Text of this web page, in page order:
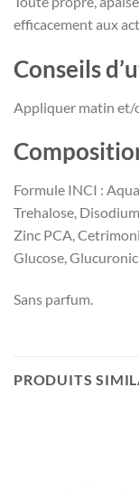
efficacement aux
Conseils
Appliquer matin et/
Formule INCI :
Trehalose,
Zinc PCA,
Glucose,
Sans parfum.
PRODUITS